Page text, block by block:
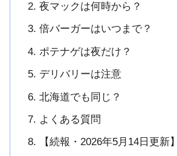
夜マックは何時から？
倍バーガーはいつまで？
ポテナゲは夜だけ？
デリバリーは注意
北海道でも同じ？
よくある質問
【続報・2026年5月14日更新